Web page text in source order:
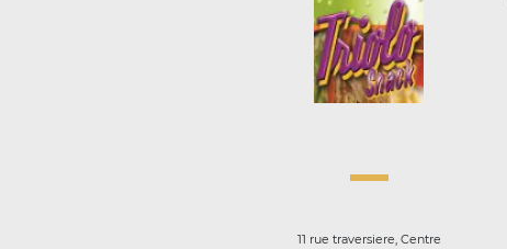
11 rue traversiere, Centre